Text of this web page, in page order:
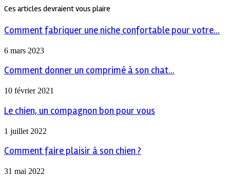
Ces articles devraient vous plaire
Comment fabriquer une niche confortable pour votre...
6 mars 2023
Comment donner un comprimé à son chat...
10 février 2021
Le chien, un compagnon bon pour vous
1 juillet 2022
Comment faire plaisir à son chien ?
31 mai 2022